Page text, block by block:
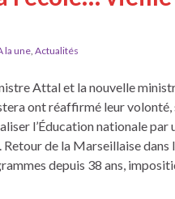
la une, Actualités
Attal et la nouvelle
ont réaffirmé leur
l’Éducation nationale par
de la Marseillaise dans
depuis 38 ans,